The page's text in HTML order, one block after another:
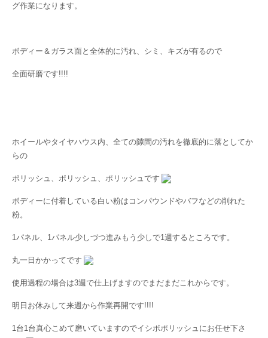
グ作業になります。
ボディー＆ガラス面と全体的に汚れ、シミ、キズが有るので
全面研磨です!!!!
ホイールやタイヤハウス内、全ての隙間の汚れを徹底的に落としてか
らの
ポリッシュ、ポリッシュ、ポリッシュです
ボディーに付着している白い粉はコンパウンドやバフなどの削れた
粉。
1パネル、1パネル少しづつ進みもう少しで1週するところです。
丸一日かかってです
使用過程の場合は3週で仕上げますのでまだまだこれからです。
明日お休みして来週から作業再開です!!!!
1台1台真心こめて磨いていますのでイシボポリッシュにお任せ下さ